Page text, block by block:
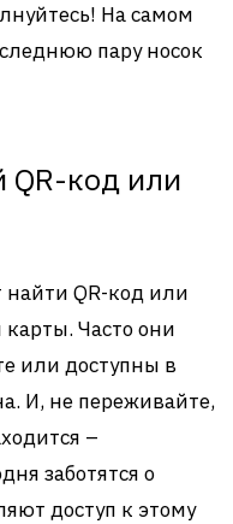
На самом
пару носок
QR-код или
QR-код или
Часто они
или доступны в
И, не переживайте,
–
заботятся о
доступ к этому